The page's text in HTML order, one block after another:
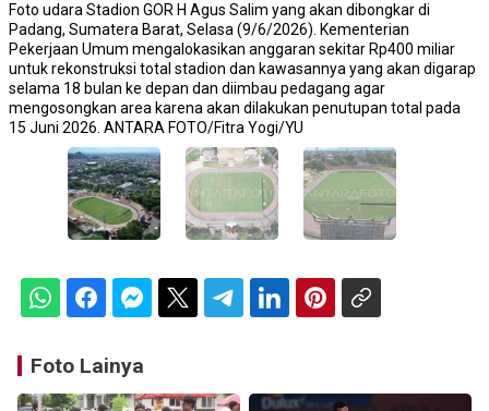
Foto udara Stadion GOR H Agus Salim yang akan dibongkar di
Padang, Sumatera Barat, Selasa (9/6/2026). Kementerian
Pekerjaan Umum mengalokasikan anggaran sekitar Rp400 miliar
untuk rekonstruksi total stadion dan kawasannya yang akan digarap
selama 18 bulan ke depan dan diimbau pedagang agar
mengosongkan area karena akan dilakukan penutupan total pada
15 Juni 2026. ANTARA FOTO/Fitra Yogi/YU
Foto Lainya